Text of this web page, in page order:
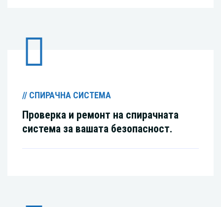
// СПИРАЧНА СИСТЕМА
Проверка и ремонт на спирачната
система за вашата безопасност.